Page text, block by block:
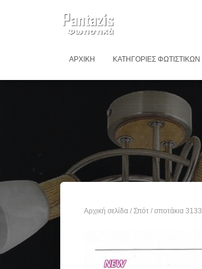
ΑΡΧΙΚΉ ΚΑΤΗΓΟΡΊΕΣ ΦΩΤΙΣΤΙΚΏΝ
Αρχική σελίδα / Σπότ / σποτάκια 3133